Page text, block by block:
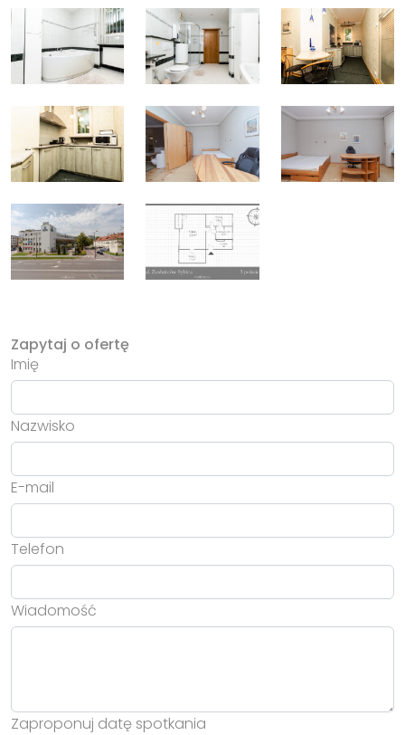
Zapytaj o ofertę
Imię
Nazwisko
E-mail
Telefon
Wiadomość
Zaproponuj datę spotkania